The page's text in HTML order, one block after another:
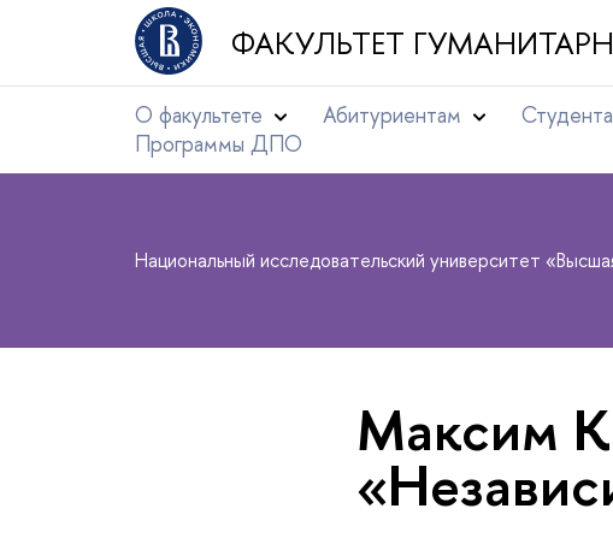
ФАКУЛЬТЕТ
О факультете Абитуриентам
Программы ДПО
Национальный исследовательский университет
Максим